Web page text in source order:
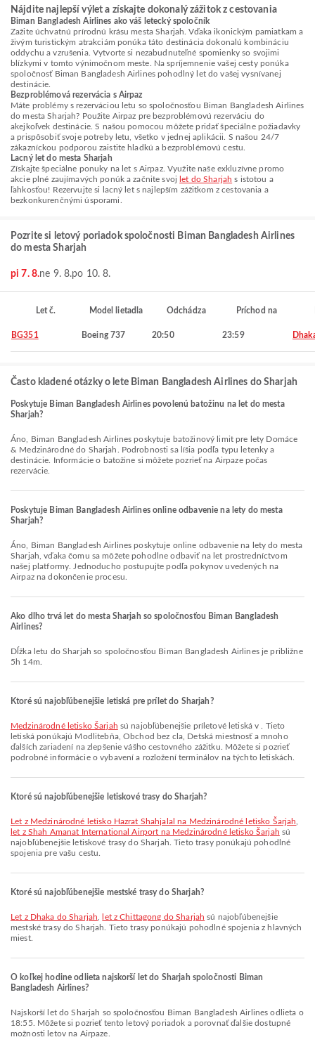
Nájdite najlepší výlet a získajte dokonalý zážitok z cestovania
Biman Bangladesh Airlines ako váš letecký spoločník
Zažite úchvatnú prírodnú krásu mesta Sharjah. Vďaka ikonickým pamiatkam a
živým turistickým atrakciám ponúka táto destinácia dokonalú kombináciu
oddychu a vzrušenia. Vytvorte si nezabudnuteľné spomienky so svojimi
blízkymi v tomto výnimočnom meste. Na spríjemnenie vašej cesty ponúka
spoločnosť Biman Bangladesh Airlines pohodlný let do vašej vysnívanej
destinácie.
Bezproblémová rezervácia s Airpaz
Máte problémy s rezerváciou letu so spoločnosťou Biman Bangladesh Airlines
do mesta Sharjah? Použite Airpaz pre bezproblémovú rezerváciu do
akejkoľvek destinácie. S našou pomocou môžete pridať špeciálne požiadavky
a prispôsobiť svoje potreby letu, všetko v jednej aplikácii. S našou 24/7
zákazníckou podporou zaistite hladkú a bezproblémovú cestu.
Lacný let do mesta Sharjah
Získajte špeciálne ponuky na let s Airpaz. Využite naše exkluzívne promo
akcie plné zaujímavých ponúk a začnite svoj let do Sharjah s istotou a
ľahkosťou! Rezervujte si lacný let s najlepším zážitkom z cestovania a
bezkonkurenčnými úsporami.
Pozrite si letový poriadok spoločnosti Biman Bangladesh Airlines
do mesta Sharjah
pi 7. 8.ne 9. 8.po 10. 8.
Let č. Model lietadla Odchádza Príchod na
BG351 Boeing 737 20:50 23:59
Často kladené otázky o lete Biman Bangladesh Airlines do Sharjah
Poskytuje Biman Bangladesh Airlines povolenú batožinu na let do mesta
Sharjah?
Áno, Biman Bangladesh Airlines poskytuje batožinový limit pre lety Domáce
& Medzinárodné do Sharjah. Podrobnosti sa líšia podľa typu letenky a
destinácie. Informácie o batožine si môžete pozrieť na Airpaze počas
rezervácie.
Poskytuje Biman Bangladesh Airlines online odbavenie na lety do mesta
Sharjah?
Áno, Biman Bangladesh Airlines poskytuje online odbavenie na lety do mesta
Sharjah, vďaka čomu sa môžete pohodlne odbaviť na let prostredníctvom
našej platformy. Jednoducho postupujte podľa pokynov uvedených na
Airpaz na dokončenie procesu.
Ako dlho trvá let do mesta Sharjah so spoločnosťou Biman Bangladesh
Airlines?
Dĺžka letu do Sharjah so spoločnosťou Biman Bangladesh Airlines je približne
5h 14m.
Ktoré sú najobľúbenejšie letiská pre prílet do Sharjah?
Medzinárodné letisko Šarjah sú najobľúbenejšie príletové letiská v . Tieto
letiská ponúkajú Modlitebňa, Obchod bez cla, Detská miestnosť a mnoho
ďalších zariadení na zlepšenie vášho cestovného zážitku. Môžete si pozrieť
podrobné informácie o vybavení a rozložení terminálov na týchto letiskách.
Ktoré sú najobľúbenejšie letiskové trasy do Sharjah?
let z Medzinárodné letisko Hazrat Shahjalal na Medzinárodné letisko Šarjah
let z Shah Amanat International Airport na Medzinárodné letisko Šarjah sú
najobľúbenejšie letiskové trasy do Sharjah. Tieto trasy ponúkajú pohodlné
spojenia pre vašu cestu.
Ktoré sú najobľúbenejšie mestské trasy do Sharjah?
let z Dhaka do Sharjah let z Chittagong do Sharjah sú najobľúbenejšie
mestské trasy do Sharjah. Tieto trasy ponúkajú pohodlné spojenia z hlavných
miest.
O koľkej hodine odlieta najskorší let do Sharjah spoločnosti Biman
Bangladesh Airlines?
Najskorší let do Sharjah so spoločnosťou Biman Bangladesh Airlines odlieta o
18:55. Môžete si pozrieť tento letový poriadok a porovnať ďalšie dostupné
možnosti letov na Airpaze.